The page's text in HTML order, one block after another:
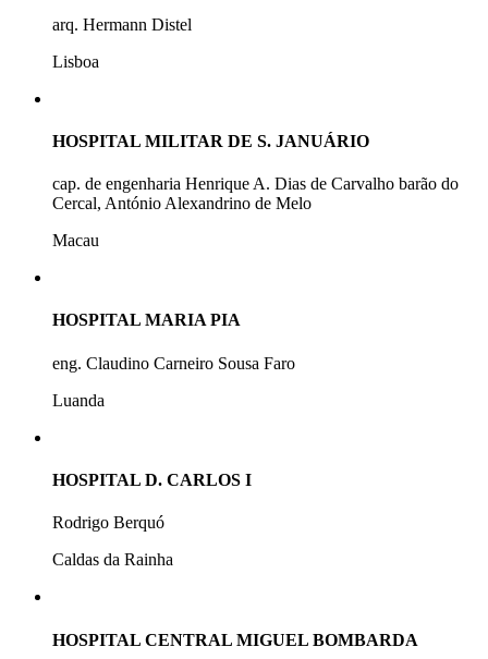
arq. Hermann Distel
Lisboa
HOSPITAL MILITAR DE S. JANUÁRIO
cap. de engenharia Henrique A. Dias de Carvalho barão do
Cercal, António Alexandrino de Melo
Macau
HOSPITAL MARIA PIA
eng. Claudino Carneiro Sousa Faro
Luanda
HOSPITAL D. CARLOS I
Rodrigo Berquó
Caldas da Rainha
HOSPITAL CENTRAL MIGUEL BOMBARDA